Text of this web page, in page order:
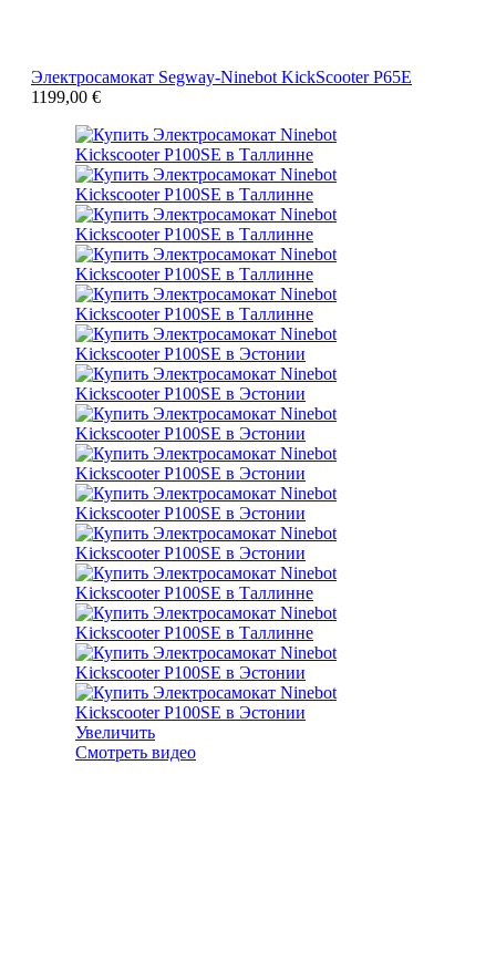
Электросамокат Segway-Ninebot KickScooter P65E
1199,00 €
Увеличить
Смотреть видео